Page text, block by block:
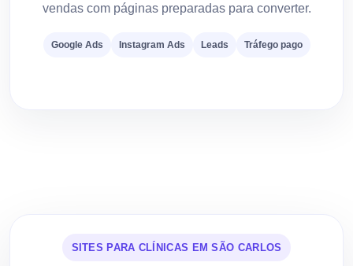
vendas com páginas preparadas para converter.
Google Ads Instagram Ads Leads Tráfego pago
SITES PARA CLÍNICAS EM SÃO CARLOS